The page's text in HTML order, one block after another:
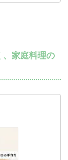
、家庭料理の